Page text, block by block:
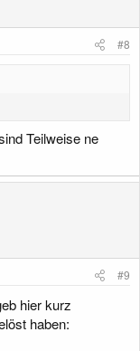
#8
Teilweise ne
#9
hier kurz
haben: